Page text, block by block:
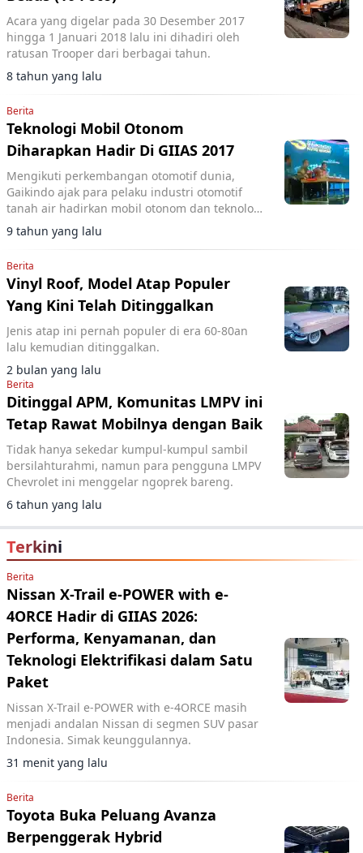
Acara yang digelar pada 30 Desember 2017
hingga 1 Januari 2018 lalu ini dihadiri oleh
ratusan Trooper dari berbagai tahun.
8 tahun yang lalu
Berita
Teknologi Mobil Otonom
Diharapkan Hadir Di GIIAS 2017
Mengikuti perkembangan otomotif dunia,
Gaikindo ajak para pelaku industri otomotif
tanah air hadirkan mobil otonom dan teknologi
hijau di GIIAS Agustus mendatang.
9 tahun yang lalu
Berita
Vinyl Roof, Model Atap Populer
Yang Kini Telah Ditinggalkan
Jenis atap ini pernah populer di era 60-80an
lalu kemudian ditinggalkan.
2 bulan yang lalu
Berita
Ditinggal APM, Komunitas LMPV ini
Tetap Rawat Mobilnya dengan Baik
Tidak hanya sekedar kumpul-kumpul sambil
bersilahturahmi, namun para pengguna LMPV
Chevrolet ini menggelar ngoprek bareng.
6 tahun yang lalu
Terkini
Berita
Nissan X-Trail e-POWER with e-
4ORCE Hadir di GIIAS 2026:
Performa, Kenyamanan, dan
Teknologi Elektrifikasi dalam Satu
Paket
Nissan X-Trail e-POWER with e-4ORCE masih
menjadi andalan Nissan di segmen SUV pasar
Indonesia. Simak keunggulannya.
31 menit yang lalu
Berita
Toyota Buka Peluang Avanza
Berpenggerak Hybrid